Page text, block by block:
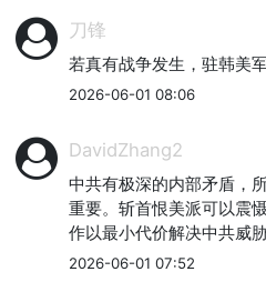
刀锋
若真有战争发生，驻韩美
2026-06-01 08:06
DavidZhang2
中共有极深的内部矛盾，
重要。斩首恨美派可以震
作以最小代价解决中共威胁
2026-06-01 07:52